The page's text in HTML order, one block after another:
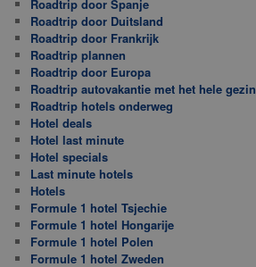
Roadtrip door Spanje
Roadtrip door Duitsland
Roadtrip door Frankrijk
Roadtrip plannen
Roadtrip door Europa
Roadtrip autovakantie met het hele gezin
Roadtrip hotels onderweg
Hotel deals
Hotel last minute
Hotel specials
Last minute hotels
Hotels
Formule 1 hotel Tsjechie
Formule 1 hotel Hongarije
Formule 1 hotel Polen
Formule 1 hotel Zweden